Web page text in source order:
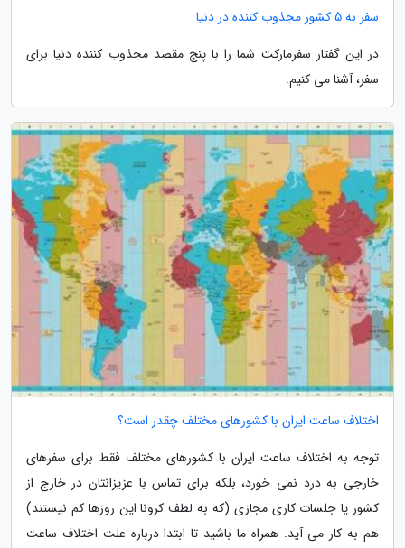
سفر به 5 کشور مجذوب کننده در دنیا
در این گفتار سفرمارکت شما را با پنج مقصد مجذوب کننده دنیا برای
سفر، آشنا می کنیم.
اختلاف ساعت ایران با کشورهای مختلف چقدر است؟
توجه به اختلاف ساعت ایران با کشورهای مختلف فقط برای سفرهای
خارجی به درد نمی خورد، بلکه برای تماس با عزیزانتان در خارج از
کشور یا جلسات کاری مجازی (که به لطف کرونا این روزها کم نیستند)
هم به کار می آید. همراه ما باشید تا ابتدا درباره علت اختلاف ساعت